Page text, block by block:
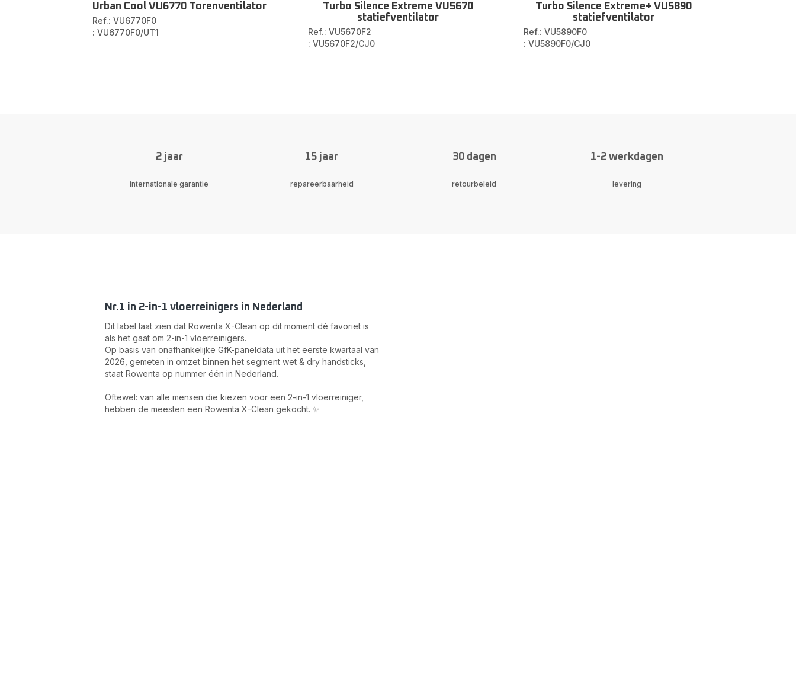
Urban Cool VU6770 Torenventilator
Ref.: VU6770F0
: VU6770F0/UT1
Turbo Silence Extreme VU5670
statiefventilator
Ref.: VU5670F2
: VU5670F2/CJ0
Turbo Silence Extreme+ VU5890
statiefventilator
Ref.: VU5890F0
: VU5890F0/CJ0
2 jaar
internationale garantie
15 jaar
repareerbaarheid
30 dagen
retourbeleid
1-2 werkdagen
levering
Nr.1 in 2-in-1 vloerreinigers in Nederland
Dit label laat zien dat Rowenta X-Clean op dit moment dé favoriet is
als het gaat om 2-in-1 vloerreinigers.
Op basis van onafhankelijke GfK-paneldata uit het eerste kwartaal van
2026, gemeten in omzet binnen het segment wet & dry handsticks,
staat Rowenta op nummer één in Nederland.
Oftewel: van alle mensen die kiezen voor een 2-in-1 vloerreiniger,
hebben de meesten een Rowenta X-Clean gekocht. ✨